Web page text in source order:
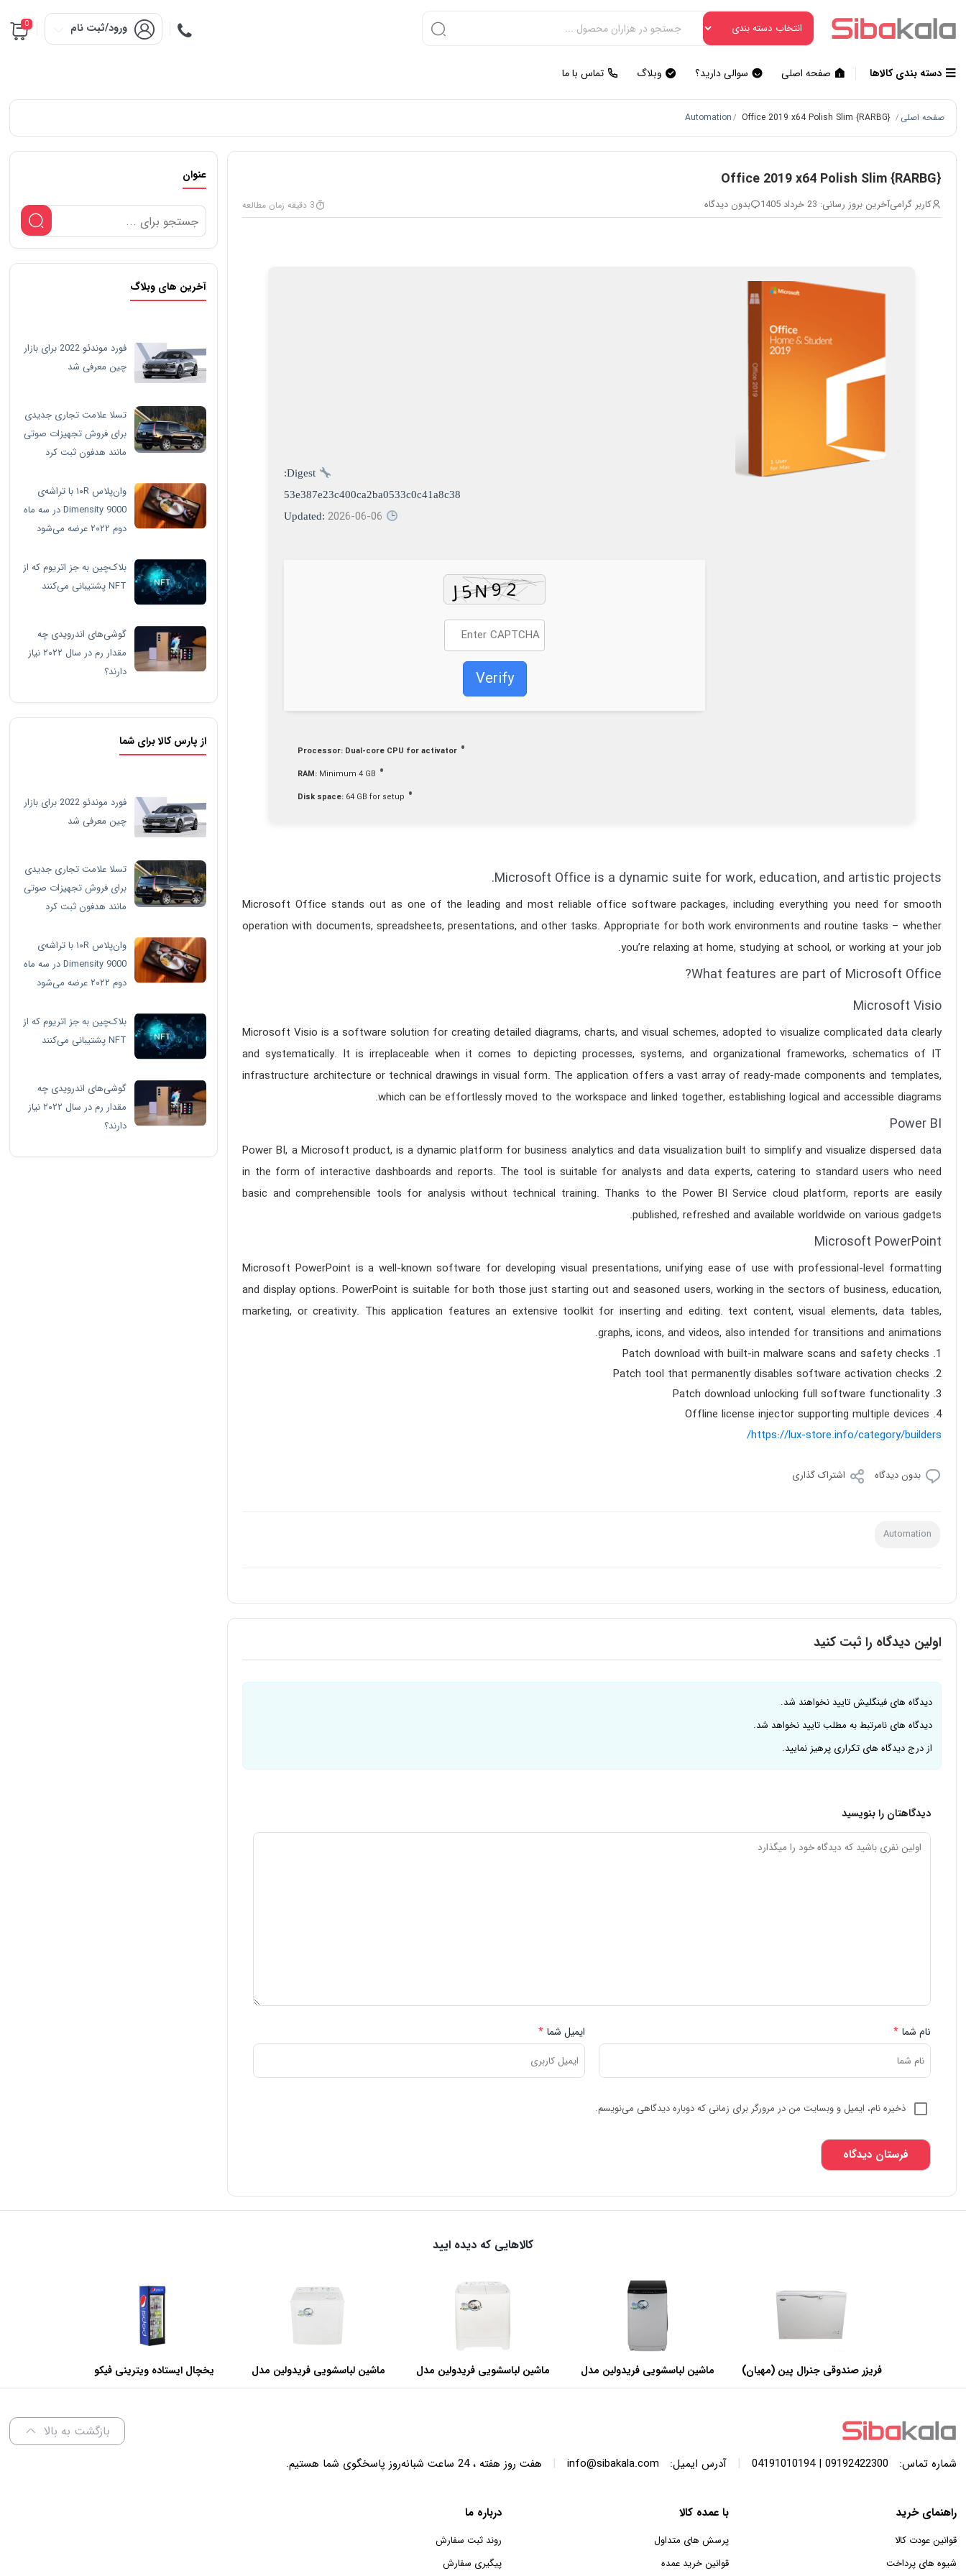
ورود/ثبت نام 0
دسته بندی کالاها صفحه اصلی سوالی دارید؟ وبلاگ تماس با ما
صفحه اصلی /
Automation/ Office 2019 x64 Polish Slim {RARBG}
Office 2019 x64 Polish Slim {RARBG}
کاربر گرامیآخرین بروز رسانی: 23 خرداد 1405 بدون دیدگاه 3 دقیقه زمان مطالعه
53e387e23c400ca2ba0533c0c41a8c38
2026-06-06
Verify
Processor: Dual-core CPU for activator
RAM: Minimum 4 GB
Disk space: 64 GB for setup
Microsoft Office is a dynamic suite for work, education, and artistic projects.
Microsoft Office stands out as one of the leading and most reliable office software packages, including everything you need for smooth
operation with documents, spreadsheets, presentations, and other tasks. Appropriate for both work environments and routine tasks – whether
you’re relaxing at home, studying at school, or working at your job.
What features are part of Microsoft Office?
Microsoft Visio
Microsoft Visio is a software solution for creating detailed diagrams, charts, and visual schemes, adopted to visualize complicated data clearly
and systematically. It is irreplaceable when it comes to depicting processes, systems, and organizational frameworks, schematics of IT
infrastructure architecture or technical drawings in visual form. The application offers a vast array of ready-made components and templates,
which can be effortlessly moved to the workspace and linked together, establishing logical and accessible diagrams.
Power BI
Power BI, a Microsoft product, is a dynamic platform for business analytics and data visualization built to simplify and visualize dispersed data
in the form of interactive dashboards and reports. The tool is suitable for analysts and data experts, catering to standard users who need
basic and comprehensible tools for analysis without technical training. Thanks to the Power BI Service cloud platform, reports are easily
published, refreshed and available worldwide on various gadgets.
Microsoft PowerPoint
Microsoft PowerPoint is a well-known software for developing visual presentations, unifying ease of use with professional-level formatting
and display options. PowerPoint is suitable for both those just starting out and seasoned users, working in the sectors of business, education,
marketing, or creativity. This application features an extensive toolkit for inserting and editing. text content, visual elements, data tables,
graphs, icons, and videos, also intended for transitions and animations.
Patch download with built-in malware scans and safety checks
Patch tool that permanently disables software activation checks
Patch download unlocking full software functionality
Offline license injector supporting multiple devices
https://lux-store.info/category/builders/
بدون دیدگاه اشتراک گذاری
Automation
اولین دیدگاه را ثبت کنید
دیدگاه های فینگلیش تایید نخواهند شد.
دیدگاه های نامرتبط به مطلب تایید نخواهد شد.
از درج دیدگاه های تکراری پرهیز نمایید.
دیدگاهتان را بنویسید
نام شما * ایمیل شما *
ذخیره نام، ایمیل و وبسایت من در مرورگر برای زمانی که دوباره دیدگاهی می‌نویسم.
عنوان
آخرین های وبلاگ
فورد موندئو 2022 برای بازار
چین معرفی شد
تسلا علامت تجاری جدیدی
برای فروش تجهیزات صوتی
مانند هدفون ثبت کرد
وان‌پلاس ۱۰R با تراشه‌ی
Dimensity 9000 در سه ماه
دوم ۲۰۲۲ عرضه می‌شود
بلاک‌چین به جز اتریوم که از
NFT پشتیبانی می‌کنند
گوشی‌های اندرویدی چه
مقدار رم در سال ۲۰۲۲ نیاز
دارند؟
از پارس کالا برای شما
فورد موندئو 2022 برای بازار
چین معرفی شد
تسلا علامت تجاری جدیدی
برای فروش تجهیزات صوتی
مانند هدفون ثبت کرد
وان‌پلاس ۱۰R با تراشه‌ی
Dimensity 9000 در سه ماه
دوم ۲۰۲۲ عرضه می‌شود
بلاک‌چین به جز اتریوم که از
NFT پشتیبانی می‌کنند
گوشی‌های اندرویدی چه
مقدار رم در سال ۲۰۲۲ نیاز
دارند؟
کالاهایی که دیده ایید
فریزر صندوقی جنرال پین (مهیان)
با ظرفیت 440 لیتر
ماشین لباسشویی فریدولین مدل
SWF120A ظرفیت 12 کیلوگرم
ماشین لباسشویی فریدولین مدل
SWT68 ظرفیت 6.8 کیلوگرم
ماشین لباسشویی فریدولین مدل
SWT150 ظرفیت 15 کیلوگرم
یخچال ایستاده ویترینی فیکو
عرض 60 سانتی متر
بازگشت به بالا
شماره تماس: 09192422300 | 04191010194
| آدرس ایمیل: info@sibakala.com
| هفت روز هفته ، 24 ساعت شبانه‌روز پاسخگوی شما هستیم.
راهنمای خرید
قوانین عودت کالا
شیوه های پرداخت
با عمده کالا
پرسش های متداول
قوانین خرید عمده
درباره ما
روند ثبت سفارش
پیگیری سفارش